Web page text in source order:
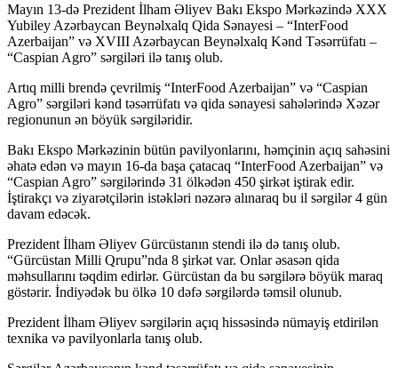
Mayın 13-də Prezident İlham Əliyev Bakı Ekspo Mərkəzində XXX
Yubiley Azərbaycan Beynəlxalq Qida Sənayesi – “InterFood
Azerbaijan” və XVIII Azərbaycan Beynəlxalq Kənd Təsərrüfatı –
“Caspian Agro” sərgiləri ilə tanış olub.
Artıq milli brendə çevrilmiş “InterFood Azerbaijan” və “Caspian
Agro” sərgiləri kənd təsərrüfatı və qida sənayesi sahələrində Xəzər
regionunun ən böyük sərgiləridir.
Bakı Ekspo Mərkəzinin bütün pavilyonlarını, həmçinin açıq sahəsini
əhatə edən və mayın 16-da başa çatacaq “InterFood Azerbaijan” və
“Caspian Agro” sərgilərində 31 ölkədən 450 şirkət iştirak edir.
İştirakçı və ziyarətçilərin istəkləri nəzərə alınaraq bu il sərgilər 4 gün
davam edəcək.
Prezident İlham Əliyev Gürcüstanın stendi ilə də tanış olub.
“Gürcüstan Milli Qrupu”nda 8 şirkət var. Onlar əsasən qida
məhsullarını təqdim edirlər. Gürcüstan da bu sərgilərə böyük maraq
göstərir. İndiyədək bu ölkə 10 dəfə sərgilərdə təmsil olunub.
Prezident İlham Əliyev sərgilərin açıq hissəsində nümayiş etdirilən
texnika və pavilyonlarla tanış olub.